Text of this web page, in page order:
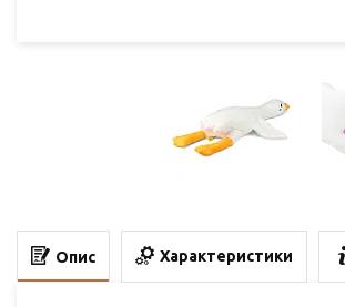
Опис Характеристики